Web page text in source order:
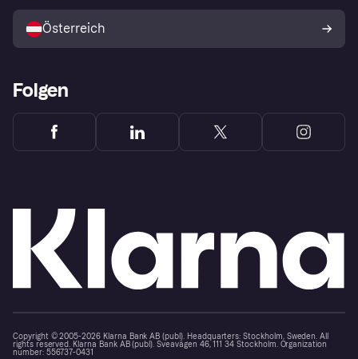
Österreich
Folgen
Copyright © 2005-2026 Klarna Bank AB (publ). Headquarters: Stockholm, Sweden. All
rights reserved. Klarna Bank AB (publ). Sveavägen 46, 111 34 Stockholm. Organization
number: 556737-0431